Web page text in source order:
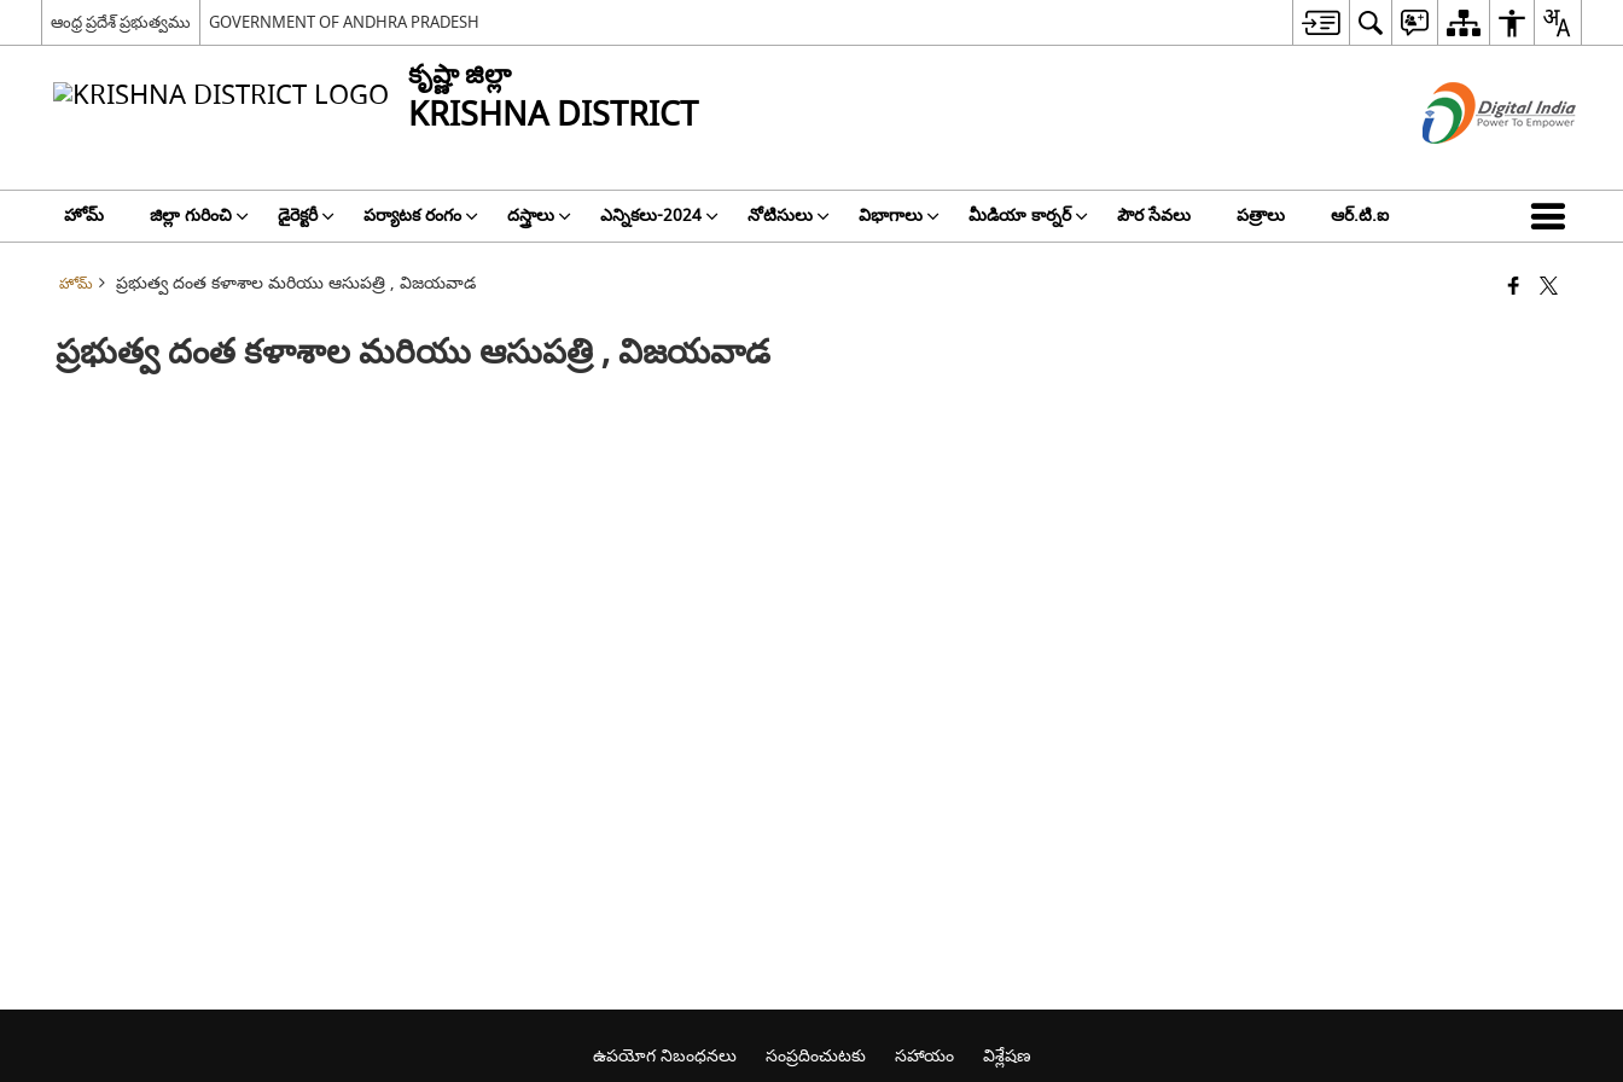
ఆంధ్ర ప్రదేశ్ ప్రభుత్వము GOVERNMENT OF ANDHRA PRADESH
కృష్ణా జిల్లా
KRISHNA DISTRICT
హోమ్ జిల్లా గురించి డైరెక్టరీ పర్యాటక రంగం దస్త్రాలు ఎన్నికలు-2024 నోటిసులు విభాగాలు మీడియా కార్నర్ పౌర సేవలు పత్రాలు ఆర్.టి.ఐ
హోమ్ ప్రభుత్వ దంత కళాశాల మరియు ఆసుపత్రి , విజయవాడ
ప్రభుత్వ దంత కళాశాల మరియు ఆసుపత్రి , విజయవాడ
ఉపయోగ నిబంధనలు సంప్రదించుటకు సహాయం విశ్లేషణ